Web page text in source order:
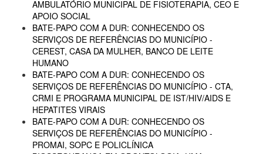
AMBULATÓRIO MUNICIPAL DE FISIOTERAPIA, CEO E
APOIO SOCIAL
BATE-PAPO COM A DUR: CONHECENDO OS
SERVIÇOS DE REFERÊNCIAS DO MUNICÍPIO -
CEREST, CASA DA MULHER, BANCO DE LEITE
HUMANO
BATE-PAPO COM A DUR: CONHECENDO OS
SERVIÇOS DE REFERÊNCIAS DO MUNICÍPIO - CTA,
CRMI E PROGRAMA MUNICIPAL DE IST/HIV/AIDS E
HEPATITES VIRAIS
BATE-PAPO COM A DUR: CONHECENDO OS
SERVIÇOS DE REFERÊNCIAS DO MUNICÍPIO -
PROMAI, SOPC E POLICLÍNICA